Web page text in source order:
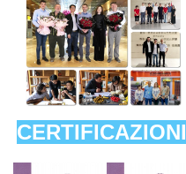
CERTIFICAZIONI